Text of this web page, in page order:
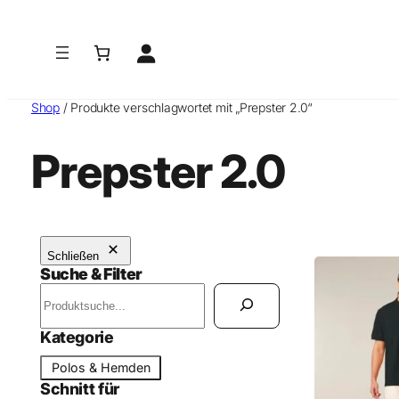
Shop / Produkte verschlagwortet mit „Prepster 2.0“
Prepster 2.0
Schließen
Suche & Filter
u
c
h
e
Kategorie
a
Polos & Hemden
Schnitt für